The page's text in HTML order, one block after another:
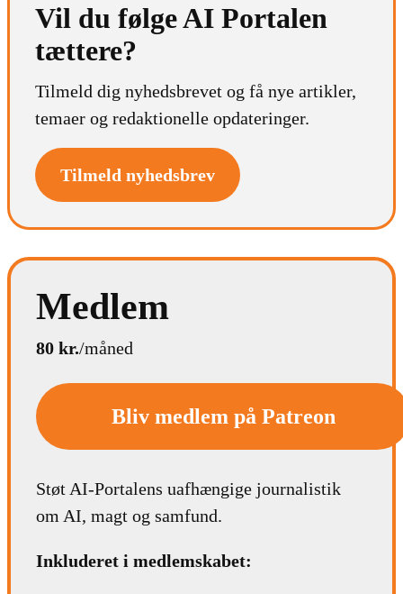
Vil du følge AI Portalen
tættere?
Tilmeld dig nyhedsbrevet og få nye artikler,
temaer og redaktionelle opdateringer.
Tilmeld nyhedsbrev
Medlem
80 kr./måned
Bliv medlem på Patreon
Støt AI-Portalens uafhængige journalistik
om AI, magt og samfund.
Inkluderet i medlemskabet: